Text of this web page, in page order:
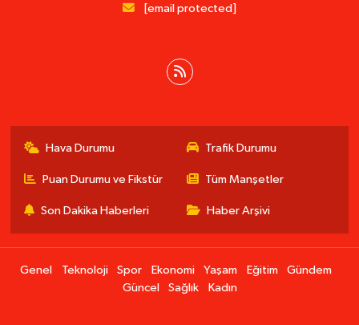
[email protected]
Hava Durumu Trafik Durumu
Puan Durumu ve Fikstür Tüm Manşetler
Son Dakika Haberleri Haber Arşivi
Genel Teknoloji Spor Ekonomi Yaşam Eğitim
Gündem
Güncel
Sağlık Kadın